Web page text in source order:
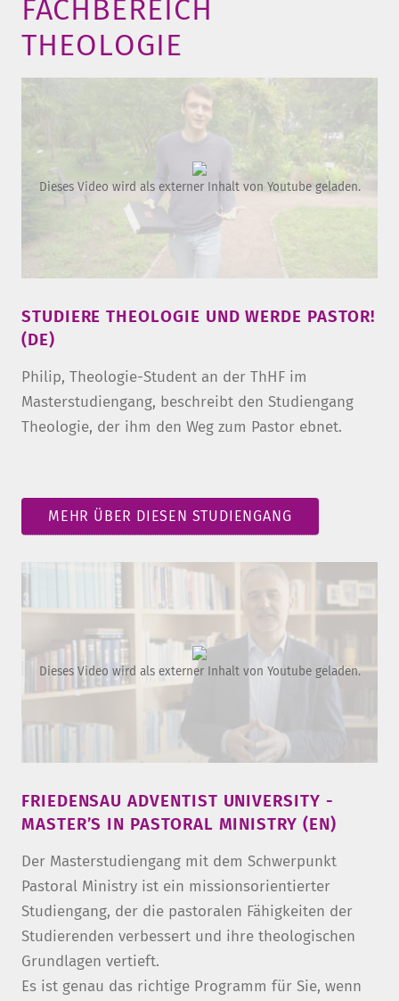
FACHBEREICH
THEOLOGIE
Dieses Video wird als externer Inhalt von Youtube geladen.
STUDIERE THEOLOGIE UND WERDE PASTOR!
(DE)
Philip, Theologie-Student an der ThHF im
Masterstudiengang, beschreibt den Studiengang
Theologie, der ihm den Weg zum Pastor ebnet.
MEHR ÜBER DIESEN STUDIENGANG
Dieses Video wird als externer Inhalt von Youtube geladen.
FRIEDENSAU ADVENTIST UNIVERSITY -
MASTER’S IN PASTORAL MINISTRY (EN)
Der Masterstudiengang mit dem Schwerpunkt
Pastoral Ministry ist ein missionsorientierter
Studiengang, der die pastoralen Fähigkeiten der
Studierenden verbessert und ihre theologischen
Grundlagen vertieft.
Es ist genau das richtige Programm für Sie, wenn